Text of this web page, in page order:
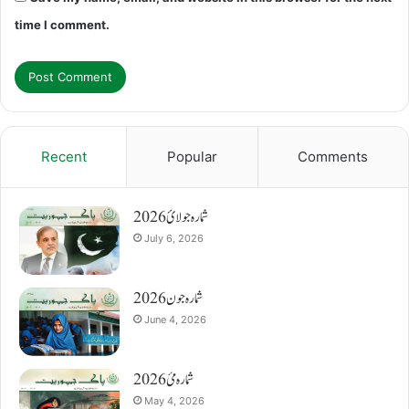
time I comment.
Recent Popular Comments
شمارہ جولائ 2026
July 6, 2026
شمارہ جون 2026
June 4, 2026
شمارہ مئ 2026
May 4, 2026